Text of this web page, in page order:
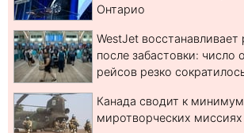
Онтарио
WestJet восстанавливает
после забастовки: число
рейсов резко
Канада сводит к
миротворческих